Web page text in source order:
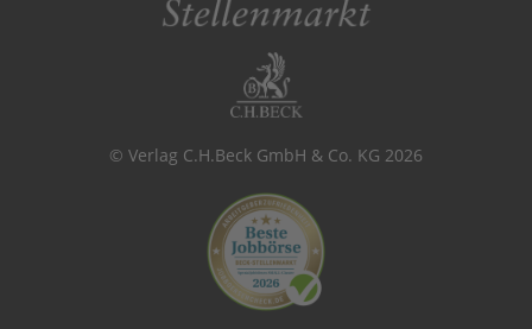
© Verlag C.H.Beck GmbH & Co. KG 2026